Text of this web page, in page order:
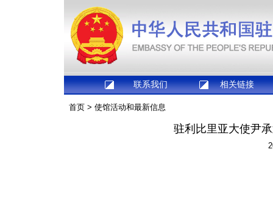
联系我们 相关链接
首页 > 使馆活动和最新信息
驻利比里亚大使尹